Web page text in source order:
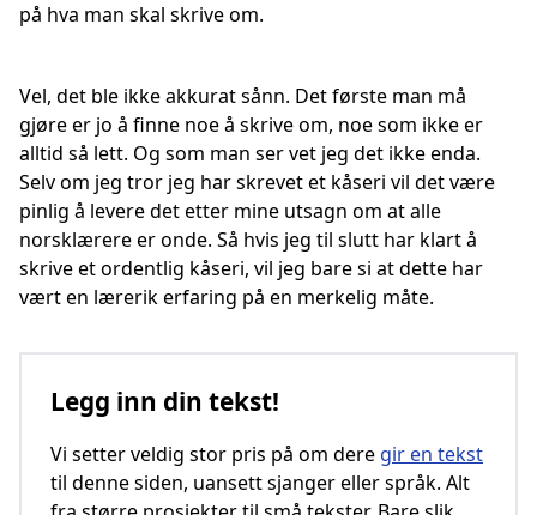
på hva man skal skrive om.
Vel, det ble ikke akkurat sånn. Det første man må
gjøre er jo å finne noe å skrive om, noe som ikke er
alltid så lett. Og som man ser vet jeg det ikke enda.
Selv om jeg tror jeg har skrevet et kåseri vil det være
pinlig å levere det etter mine utsagn om at alle
norsklærere er onde. Så hvis jeg til slutt har klart å
skrive et ordentlig kåseri, vil jeg bare si at dette har
vært en lærerik erfaring på en merkelig måte.
Legg inn din tekst!
Vi setter veldig stor pris på om dere gir en tekst
til denne siden, uansett sjanger eller språk. Alt